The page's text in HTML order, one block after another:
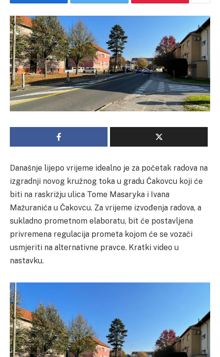
Današnje lijepo vrijeme idealno je za početak radova na
izgradnji novog kružnog toka u gradu Čakovcu koji će
biti na raskrižju ulica Tome Masaryka i Ivana
Mažuranića u Čakovcu. Za vrijeme izvođenja radova, a
sukladno prometnom elaboratu, bit će postavljena
privremena regulacija prometa kojom će se vozači
usmjeriti na alternativne pravce. Kratki video u
nastavku.